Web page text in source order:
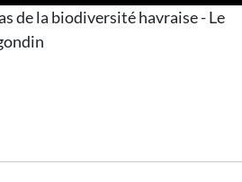
de la biodiversité havraise - Le